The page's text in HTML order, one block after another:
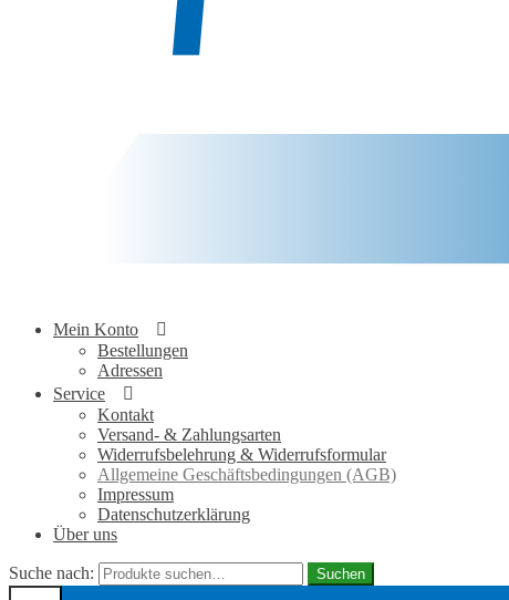
Mein Konto
Bestellungen
Adressen
Service
Kontakt
Versand- & Zahlungsarten
Widerrufsbelehrung & Widerrufsformular
Allgemeine Geschäftsbedingungen (AGB)
Impressum
Datenschutzerklärung
Über uns
Suche nach:
Suchen